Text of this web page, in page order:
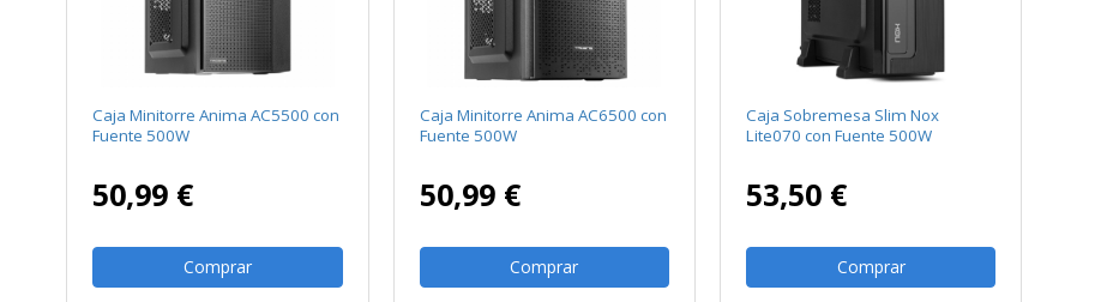
Caja Minitorre Anima AC5500 con
Fuente 500W
50,99 €
Comprar
Caja Minitorre Anima AC6500 con
Fuente 500W
50,99 €
Comprar
Caja Sobremesa Slim Nox
Lite070 con Fuente 500W
53,50 €
Comprar